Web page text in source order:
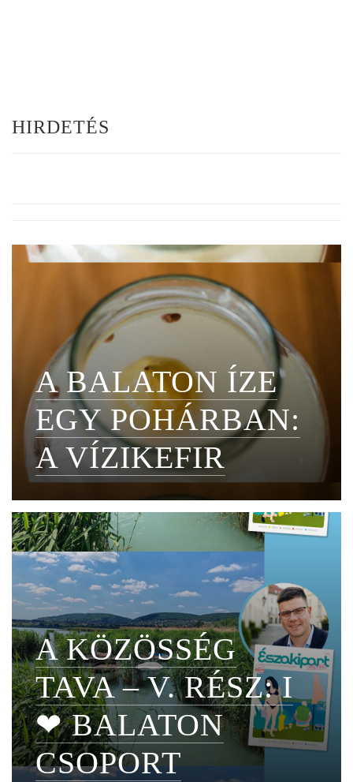
HIRDETÉS
A BALATON ÍZE
EGY POHÁRBAN:
A VÍZIKEFIR
A KÖZÖSSÉG
TAVA – V. RÉSZ: I
❤ BALATON
CSOPORT